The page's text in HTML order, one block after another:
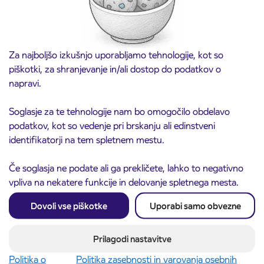
Za najboljšo izkušnjo uporabljamo tehnologije, kot so
piškotki, za shranjevanje in/ali dostop do podatkov o
napravi.
Soglasje za te tehnologije nam bo omogočilo obdelavo
podatkov, kot so vedenje pri brskanju ali edinstveni
identifikatorji na tem spletnem mestu.
Če soglasja ne podate ali ga prekličete, lahko to negativno
vpliva na nekatere funkcije in delovanje spletnega mesta.
Dovoli vse piškotke Uporabi samo obvezne
Prilagodi nastavitve
Politika o
Politika zasebnosti in varovanja osebnih
3. 8. 2026
Obvestilo o popolni zapori ceste
Kranj
Preberite objavo